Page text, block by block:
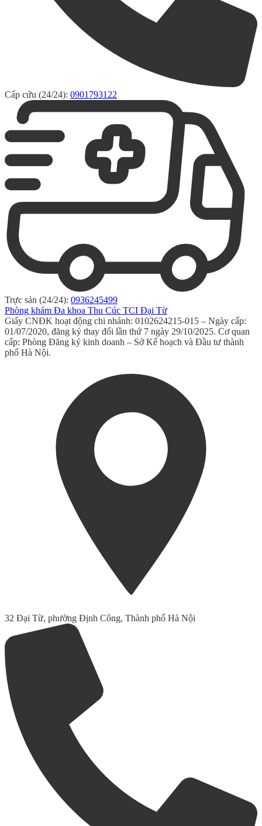
Cấp cứu (24/24): 0901793122
Trực sản (24/24): 0936245499
Phòng khám Đa khoa Thu Cúc TCI Đại Từ
Giấy CNĐK hoạt động chi nhánh: 0102624215-015 – Ngày cấp:
01/07/2020, đăng ký thay đổi lần thứ 7 ngày 29/10/2025. Cơ quan
cấp: Phòng Đăng ký kinh doanh – Sở Kế hoạch và Đầu tư thành
phố Hà Nội.
32 Đại Từ, phường Định Công, Thành phố Hà Nội